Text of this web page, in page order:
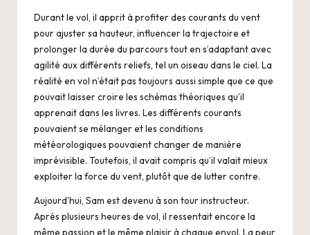
Durant le vol, il apprit à profiter des courants du vent
pour ajuster sa hauteur, influencer la trajectoire et
prolonger la durée du parcours tout en s’adaptant avec
agilité aux différents reliefs, tel un oiseau dans le ciel. La
réalité en vol n’était pas toujours aussi simple que ce que
pouvait laisser croire les schémas théoriques qu’il
apprenait dans les livres. Les différents courants
pouvaient se mélanger et les conditions
météorologiques pouvaient changer de manière
imprévisible. Toutefois, il avait compris qu’il valait mieux
exploiter la force du vent, plutôt que de lutter contre.
Aujourd’hui, Sam est devenu à son tour instructeur.
Après plusieurs heures de vol, il ressentait encore la
même passion et le même plaisir à chaque envol. La peur